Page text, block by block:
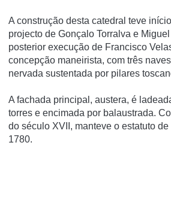
A construção desta catedral teve
projecto de Gonçalo Torralva e
posterior execução de Francisco
concepção maneirista, com três
nervada sustentada por pilares
A fachada principal, austera, é
torres e encimada por balaustrada.
do século XVII, manteve o estatuto
1780.